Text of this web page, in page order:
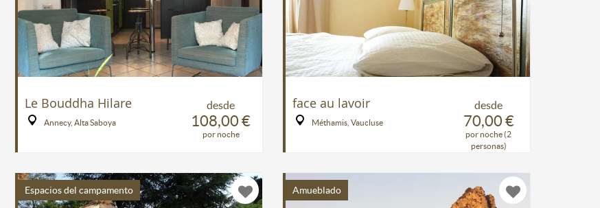
desde
108,00 €
por noche
Le Bouddha Hilare
Annecy, Alta Saboya
desde
70,00 €
por noche (2
personas)
face au lavoir
Méthamis, Vaucluse
Espacios del campamento Amueblado